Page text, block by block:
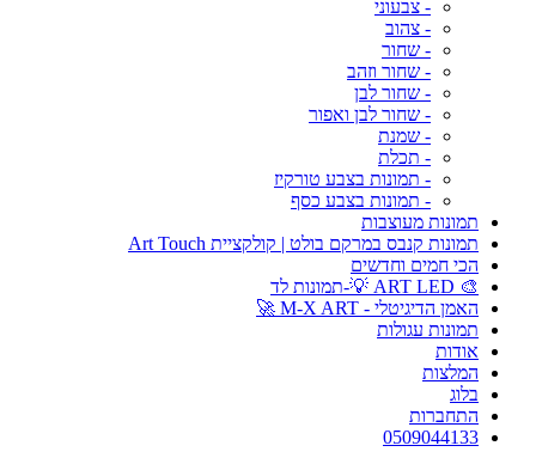
- צבעוני
- צהוב
- שחור
- שחור וזהב
- שחור לבן
- שחור לבן ואפור
- שמנת
- תכלת
- תמונות בצבע טורקיז
- תמונות בצבע כסף
תמונות מעוצבות
תמונות קנבס במרקם בולט | קולקציית Art Touch
הכי חמים וחדשים
🎨 ART LED 💡-תמונות לד
האמן הדיגיטלי - M-X ART 🚀
תמונות עגולות
אודות
המלצות
בלוג
התחברות
0509044133